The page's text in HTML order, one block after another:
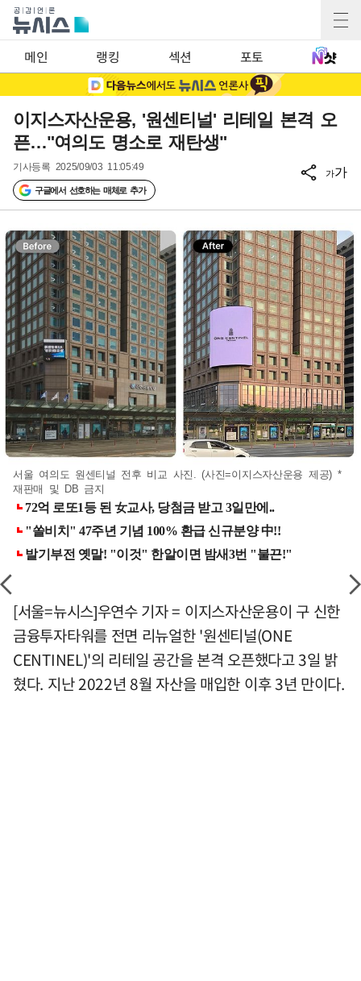
메인 랭킹 섹션 포토
이지스자산운용, '원센티널' 리테일 본격 오
픈…"여의도 명소로 재탄생"
기사등록 2025/09/03 11:05:49
구글에서 선호하는 매체로 추가
가가
서울 여의도 원센티널 전후 비교 사진. (사진=이지스자산운용 제공) *
재판매 및 DB 금지
[서울=뉴시스]우연수 기자 = 이지스자산운용이 구 신한
금융투자타워를 전면 리뉴얼한 '원센티널(ONE
CENTINEL)'의 리테일 공간을 본격 오픈했다고 3일 밝
혔다. 지난 2022년 8월 자산을 매입한 이후 3년 만이다.